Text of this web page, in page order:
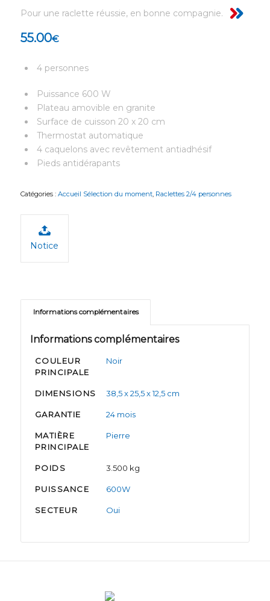
Pour une raclette réussie, en bonne compagnie.
55.00€
4 personnes
Puissance 600 W
Plateau amovible en granite
Surface de cuisson 20 x 20 cm
Thermostat automatique
4 caquelons avec revêtement antiadhésif
Pieds antidérapants
Catégories : Accueil Sélection du moment, Raclettes 2/4 personnes
Notice
Informations complémentaires
Informations complémentaires
COULEUR
PRINCIPALE
Noir
DIMENSIONS 38,5 x 25,5 x 12,5 cm
GARANTIE 24 mois
MATIÈRE
PRINCIPALE
Pierre
POIDS 3.500 kg
PUISSANCE 600W
SECTEUR Oui